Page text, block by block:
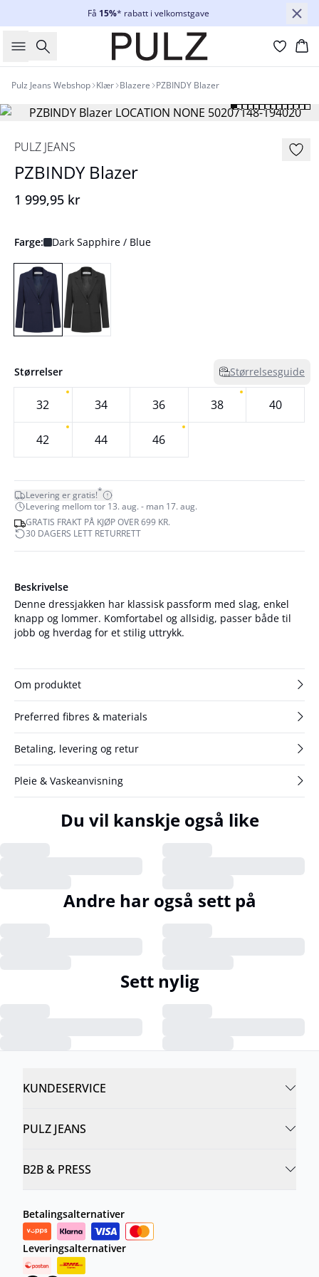
Få 15%* rabatt i velkomstgave
Søk
Pulz Jeans Webshop Klær Blazere PZBINDY Blazer
PULZ JEANS
PZBINDY Blazer
1 999,95 kr
Farge: Dark Sapphire / Blue
Størrelser Størrelsesguide
32 34 36 38 40
42 44 46
Levering er gratis!*
Levering mellom tor 13. aug. - man 17. aug.
GRATIS FRAKT PÅ KJØP OVER 699 KR.
30 DAGERS LETT RETURRETT
Beskrivelse
Denne dressjakken har klassisk passform med slag, enkel
knapp og lommer. Komfortabel og allsidig, passer både til
jobb og hverdag for et stilig uttrykk.
Om produktet
Preferred fibres & materials
Betaling, levering og retur
Pleie & Vaskeanvisning
Du vil kanskje også like
Andre har også sett på
Sett nylig
KUNDESERVICE
PULZ JEANS
B2B & PRESS
Betalingsalternativer
Leveringsalternativer